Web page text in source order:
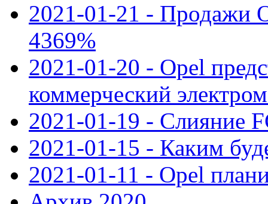
2021-01-21 - Продажи
4369%
2021-01-20 - Opel
коммерческий
2021-01-19 - Слияние
2021-01-15 - Каким
2021-01-11 - Opel